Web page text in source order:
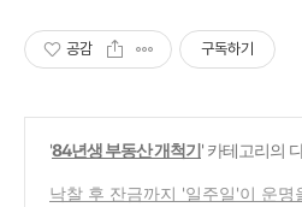
공감 구독하기
'84년생 부동산 개척기' 카테고리의
낙찰 후 잔금까지 '일주일'이 운명